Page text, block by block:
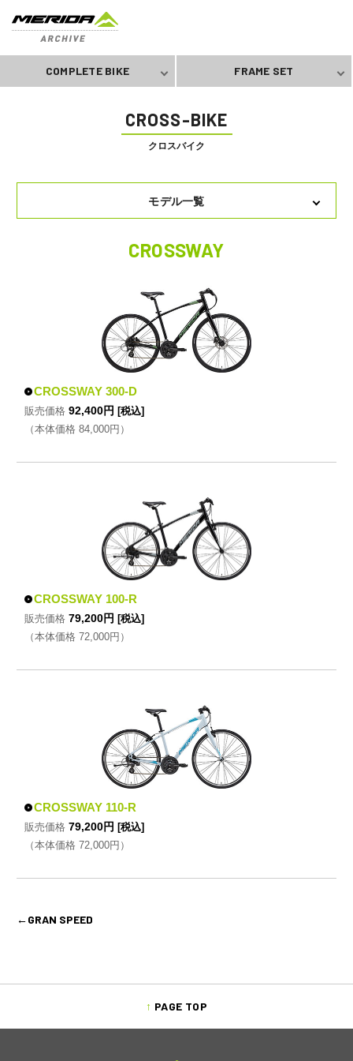
COMPLETE BIKE FRAME SET
CROSS-BIKE
クロスバイク
モデル一覧
CROSSWAY
CROSSWAY 300-D
販売価格 92,400円 [税込]
（本体価格 84,000円）
CROSSWAY 100-R
販売価格 79,200円 [税込]
（本体価格 72,000円）
CROSSWAY 110-R
販売価格 79,200円 [税込]
（本体価格 72,000円）
←GRAN SPEED
PAGE TOP